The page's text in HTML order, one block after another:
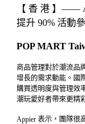
【 香 港 】——
提升 90% 活動
POP MART
商品管理對於潮流品
增長的需求動能。國
購買透明度與管理效
潮玩愛好者帶來更精
Appier 表示，團隊很